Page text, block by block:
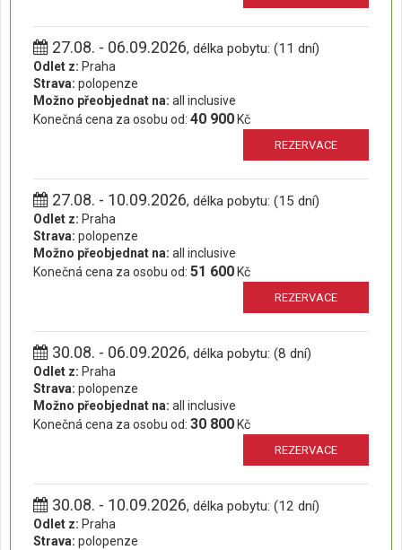
27.08. - 06.09.2026, délka pobytu: (11 dní)
Odlet z: Praha
Strava: polopenze
Možno přeobjednat na: all inclusive
Konečná cena za osobu od: 40 900 Kč
REZERVACE
27.08. - 10.09.2026, délka pobytu: (15 dní)
Odlet z: Praha
Strava: polopenze
Možno přeobjednat na: all inclusive
Konečná cena za osobu od: 51 600 Kč
REZERVACE
30.08. - 06.09.2026, délka pobytu: (8 dní)
Odlet z: Praha
Strava: polopenze
Možno přeobjednat na: all inclusive
Konečná cena za osobu od: 30 800 Kč
REZERVACE
30.08. - 10.09.2026, délka pobytu: (12 dní)
Odlet z: Praha
Strava: polopenze